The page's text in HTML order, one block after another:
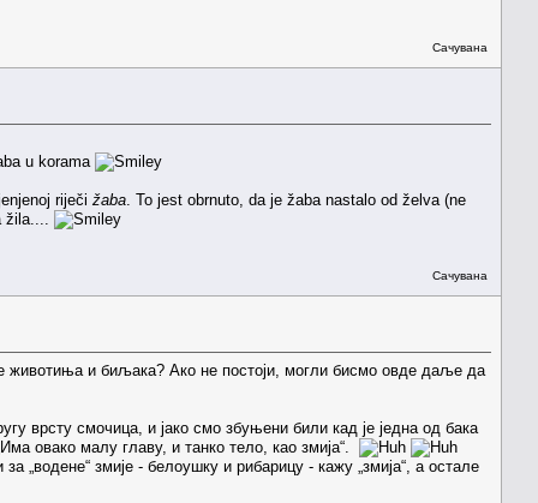
Сачувана
u korama
riječi žaba . To jest obrnuto, da je žaba nastalo od želva (ne
žila....
Сачувана
животиња и биљака? Ако не постоји, могли бисмо овде даље да
врсту смочица, и јако смо збуњени били кад је једна од бака
овако малу главу, и танко тело, као змија“.
„водене“ змије - белоушку и рибарицу - кажу „змија“, а остале